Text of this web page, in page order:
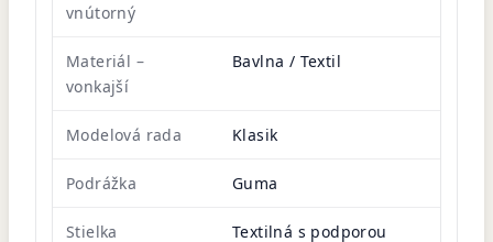
vnútorný
Materiál –
vonkajší
Bavlna / Textil
Modelová rada Klasik
Podrážka Guma
Stielka
Textilná s podporou